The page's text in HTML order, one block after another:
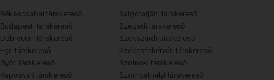
Békéscsabai társkereső
Budapesti társkereső
Debreceni társkereső
Egri társkereső
Győri társkereső
Kaposvári társkereső
Salgótarjáni társkereső
Szegedi társkereső
Szekszárdi társkereső
Székesfehérvári társkereső
Szolnoki társkereső
Szombathelyi társkereső